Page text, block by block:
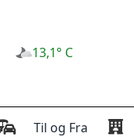
13,1° C
Til og Fra